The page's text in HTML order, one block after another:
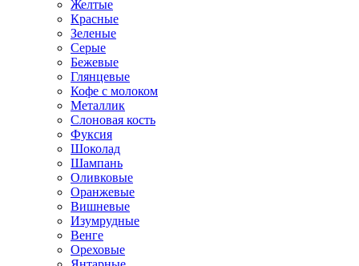
Желтые
Красные
Зеленые
Серые
Бежевые
Глянцевые
Кофе с молоком
Металлик
Слоновая кость
Фуксия
Шоколад
Шампань
Оливковые
Оранжевые
Вишневые
Изумрудные
Венге
Ореховые